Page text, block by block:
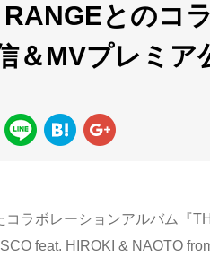
とのコ
＆MVプレミア
ラボレーションアルバム『
feat. HIROKI & NAOTO